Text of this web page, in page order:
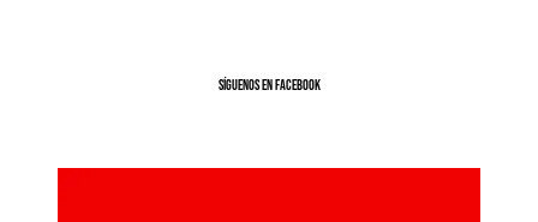
SíGUENOS EN FACEBOOK